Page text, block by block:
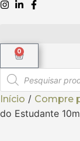
0
Início / Compre
do Estudante